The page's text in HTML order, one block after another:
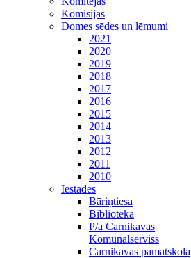
Komisijas
Domes sēdes un lēmumi
2021
2020
2019
2018
2017
2016
2015
2014
2013
2012
2011
2010
Iestādes
Bāriņtiesa
Bibliotēka
P/a Carnikavas
Komunālserviss
Carnikavas pamatskola